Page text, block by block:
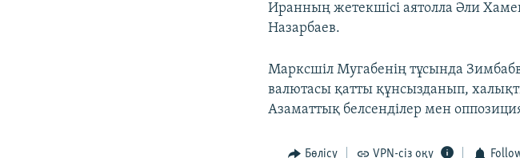
Иранның жетекшісі аятолла Әли
Назарбаев.
Марксшіл Мугабенің тұсында
валютасы қатты құнсызданып,
Азаматтық белсенділер мен
Бөлісу VPN-сіз оқу